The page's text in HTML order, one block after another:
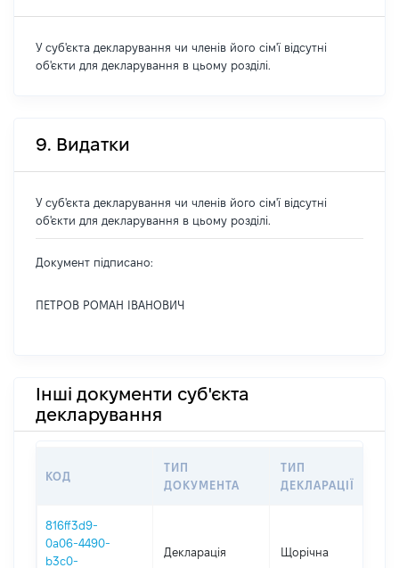
У суб'єкта декларування чи членів його сім'ї відсутні
об'єкти для декларування в цьому розділі.
9. Видатки
У суб'єкта декларування чи членів його сім'ї відсутні
об'єкти для декларування в цьому розділі.
Документ підписано:
ПЕТРОВ РОМАН ІВАНОВИЧ
Інші документи суб'єкта
декларування
КОД
ТИП
ДОКУМЕНТА
ТИП
ДЕКЛАРАЦІЇ
816ff3d9-
0a06-4490-
b3c0-
Декларація Щорічна